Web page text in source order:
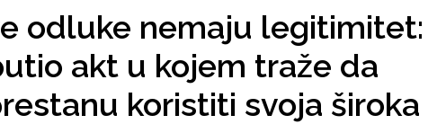
odluke nemaju legitimitet:
akt u kojem traže da
koristiti svoja široka